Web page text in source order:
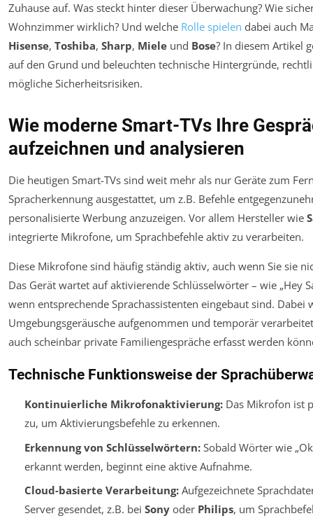
Zuhause auf. Was steckt hinter dieser Überwachung? Wie
Wohnzimmer wirklich? Und welche Rolle spielen dabei auch
Hisense, Toshiba, Sharp, Miele und Bose? In diesem Artikel
auf den Grund und beleuchten technische Hintergründe,
mögliche Sicherheitsrisiken.
Wie moderne Smart-TVs Ihre
aufzeichnen und analysieren
Die heutigen Smart-TVs sind weit mehr als nur Geräte zum
Spracherkennung ausgestattet, um z.B. Befehle
personalisierte Werbung anzuzeigen. Vor allem Hersteller wie
integrierte Mikrofone, um Sprachbefehle aktiv zu verarbeiten.
Diese Mikrofone sind häufig ständig aktiv, auch wenn Sie sie
Das Gerät wartet auf aktivierende Schlüsselwörter – wie „Hey
wenn entsprechende Sprachassistenten eingebaut sind. Dabei
Umgebungsgeräusche aufgenommen und temporär
auch scheinbar private Familiengespräche erfasst werden
Technische Funktionsweise der
Kontinuierliche Mikrofonaktivierung:Das Mikrofon ist
zu, um Aktivierungsbefehle zu erkennen.
Erkennung von Schlüsselwörtern:Sobald Wörter wie „Ok
erkannt werden, beginnt eine aktive Aufnahme.
Cloud-basierte Verarbeitung:Aufgezeichnete
Server gesendet, z.B. bei Sonyoder Philips, um